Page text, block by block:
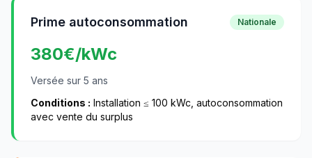
Prime autoconsommation Nationale
380€/kWc
Versée sur 5 ans
Conditions : Installation ≤ 100 kWc, autoconsommation
avec vente du surplus